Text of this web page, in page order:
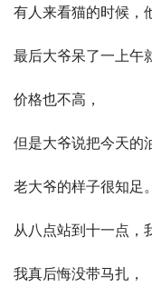
有人来看猫的时候，
最后大爷呆了一上午
价格也不高，
但是大爷说把今天的
老大爷的样子很知足。
从八点站到十一点，
我真后悔没带马扎，